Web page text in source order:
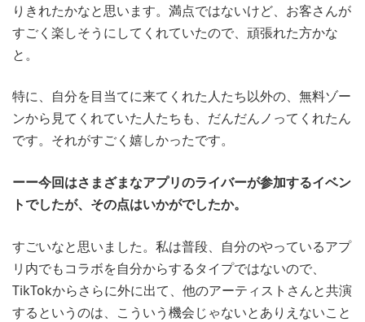
りきれたかなと思います。満点ではないけど、お客さんが
すごく楽しそうにしてくれていたので、頑張れた方かな
と。
特に、自分を目当てに来てくれた人たち以外の、無料ゾー
ンから見てくれていた人たちも、だんだんノってくれたん
です。それがすごく嬉しかったです。
ーー今回はさまざまなアプリのライバーが参加するイベン
トでしたが、その点はいかがでしたか。
すごいなと思いました。私は普段、自分のやっているアプ
リ内でもコラボを自分からするタイプではないので、
TikTokからさらに外に出て、他のアーティストさんと共演
するというのは、こういう機会じゃないとありえないこと